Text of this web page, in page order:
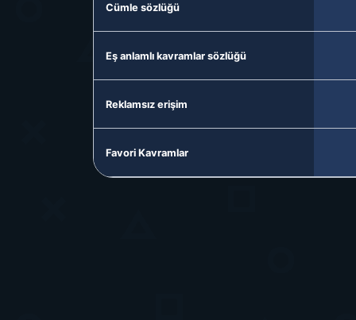
Cümle sözlüğü
Eş anlamlı kavramlar sözlüğü
Reklamsız erişim
Favori Kavramlar